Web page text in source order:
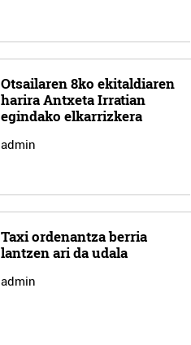
Otsailaren 8ko ekitaldiaren
harira Antxeta Irratian
egindako elkarrizkera
admin
Taxi ordenantza berria
lantzen ari da udala
admin